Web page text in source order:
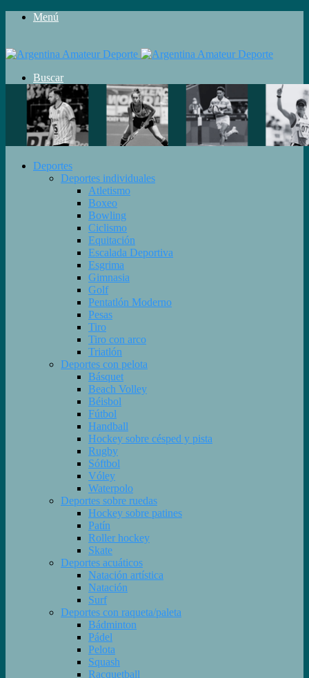
Menú
Buscar
Deportes
Deportes individuales
Atletismo
Boxeo
Bowling
Ciclismo
Equitación
Escalada Deportiva
Esgrima
Gimnasia
Golf
Pentatlón Moderno
Pesas
Tiro
Tiro con arco
Triatlón
Deportes con pelota
Básquet
Beach Volley
Béisbol
Fútbol
Handball
Hockey sobre césped y pista
Rugby
Sóftbol
Vóley
Waterpolo
Deportes sobre ruedas
Hockey sobre patines
Patín
Roller hockey
Skate
Deportes acuáticos
Natación artística
Natación
Surf
Deportes con raqueta/paleta
Bádminton
Pádel
Pelota
Squash
Racquetball